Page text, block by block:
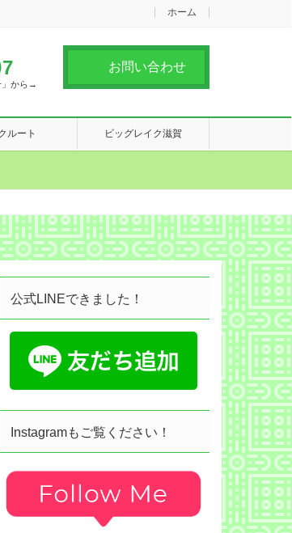
ホーム
」から→
お問い合わせ
ルート ビッグレイク滋賀
公式LINEできました！
Instagramもご覧ください！